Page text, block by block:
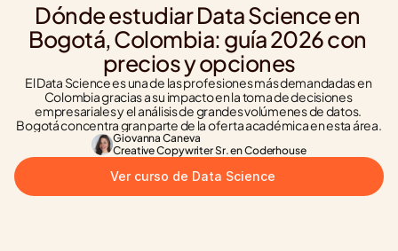
Dónde estudiar Data Science en
Bogotá, Colombia: guía 2026 con
precios y opciones
El Data Science es una de las profesiones más demandadas en
Colombia gracias a su impacto en la toma de decisiones
empresariales y el análisis de grandes volúmenes de datos.
Bogotá concentra gran parte de la oferta académica en esta área.
Giovanna Caneva
Creative Copywriter Sr. en Coderhouse
Ver curso de Data Science